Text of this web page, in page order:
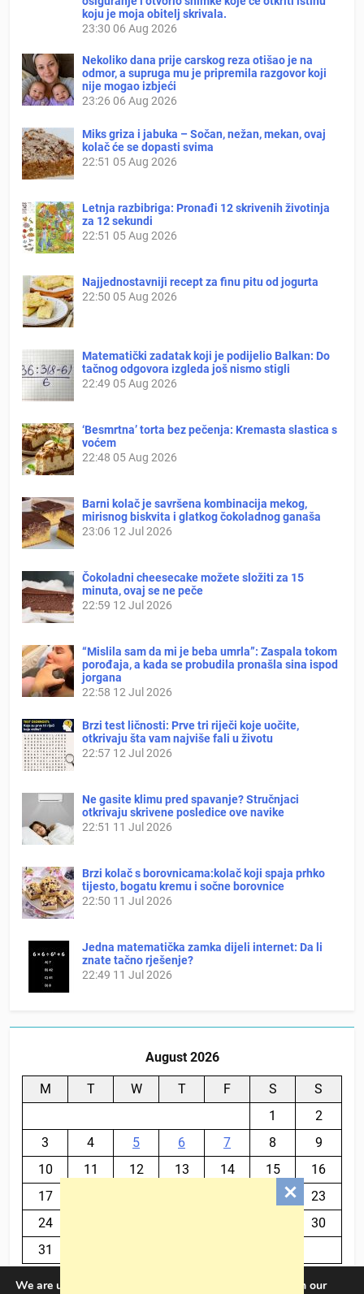
koju je moja obitelj skrivala.
23:30 06 Aug 2026
Nekoliko dana prije carskog reza otišao je na
odmor, a supruga mu je pripremila razgovor koji
nije mogao izbjeći
23:26 06 Aug 2026
Miks griza i jabuka – Sočan, nežan, mekan, ovaj
kolač će se dopasti svima
22:51 05 Aug 2026
Letnja razbibriga: Pronađi 12 skrivenih životinja
za 12 sekundi
22:51 05 Aug 2026
Najjednostavniji recept za finu pitu od jogurta
22:50 05 Aug 2026
Matematički zadatak koji je podijelio Balkan: Do
tačnog odgovora izgleda još nismo stigli
22:49 05 Aug 2026
‘Besmrtna’ torta bez pečenja: Kremasta slastica s
voćem
22:48 05 Aug 2026
Barni kolač je savršena kombinacija mekog,
mirisnog biskvita i glatkog čokoladnog ganaša
23:06 12 Jul 2026
Čokoladni cheesecake možete složiti za 15
minuta, ovaj se ne peče
22:59 12 Jul 2026
“Mislila sam da mi je beba umrla”: Zaspala tokom
porođaja, a kada se probudila pronašla sina ispod
jorgana
22:58 12 Jul 2026
Brzi test ličnosti: Prve tri riječi koje uočite,
otkrivaju šta vam najviše fali u životu
22:57 12 Jul 2026
Ne gasite klimu pred spavanje? Stručnjaci
otkrivaju skrivene posledice ove navike
22:51 11 Jul 2026
Brzi kolač s borovnicama:kolač koji spaja prhko
tijesto, bogatu kremu i sočne borovnice
22:50 11 Jul 2026
Jedna matematička zamka dijeli internet: Da li
znate tačno rješenje?
22:49 11 Jul 2026
August 2026
M T W T F S
S
1
2
3
4 5 6 7 8
9
10
11 12 13 14 15
16
17
23
24
30
31
We are using cookies to give you the best experience on our